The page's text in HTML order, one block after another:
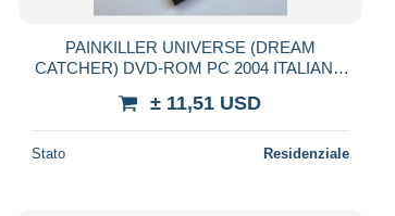
PAINKILLER UNIVERSE (DREAM
CATCHER) DVD-ROM PC 2004 ITALIANO
± 11,51 USD
Stato Residenziale